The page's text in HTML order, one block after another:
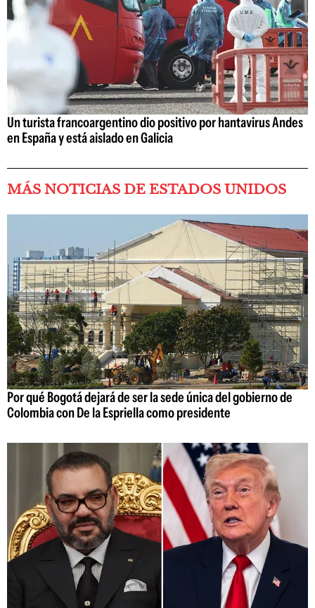
Un turista francoargentino dio positivo por hantavirus Andes
en España y está aislado en Galicia
MÁS NOTICIAS DE ESTADOS UNIDOS
Por qué Bogotá dejará de ser la sede única del gobierno de
Colombia con De la Espriella como presidente